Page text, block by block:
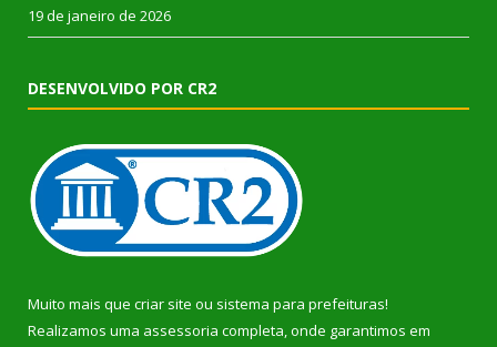
19 de janeiro de 2026
DESENVOLVIDO POR CR2
Muito mais que criar site ou sistema para prefeituras!
Realizamos uma assessoria completa, onde garantimos em